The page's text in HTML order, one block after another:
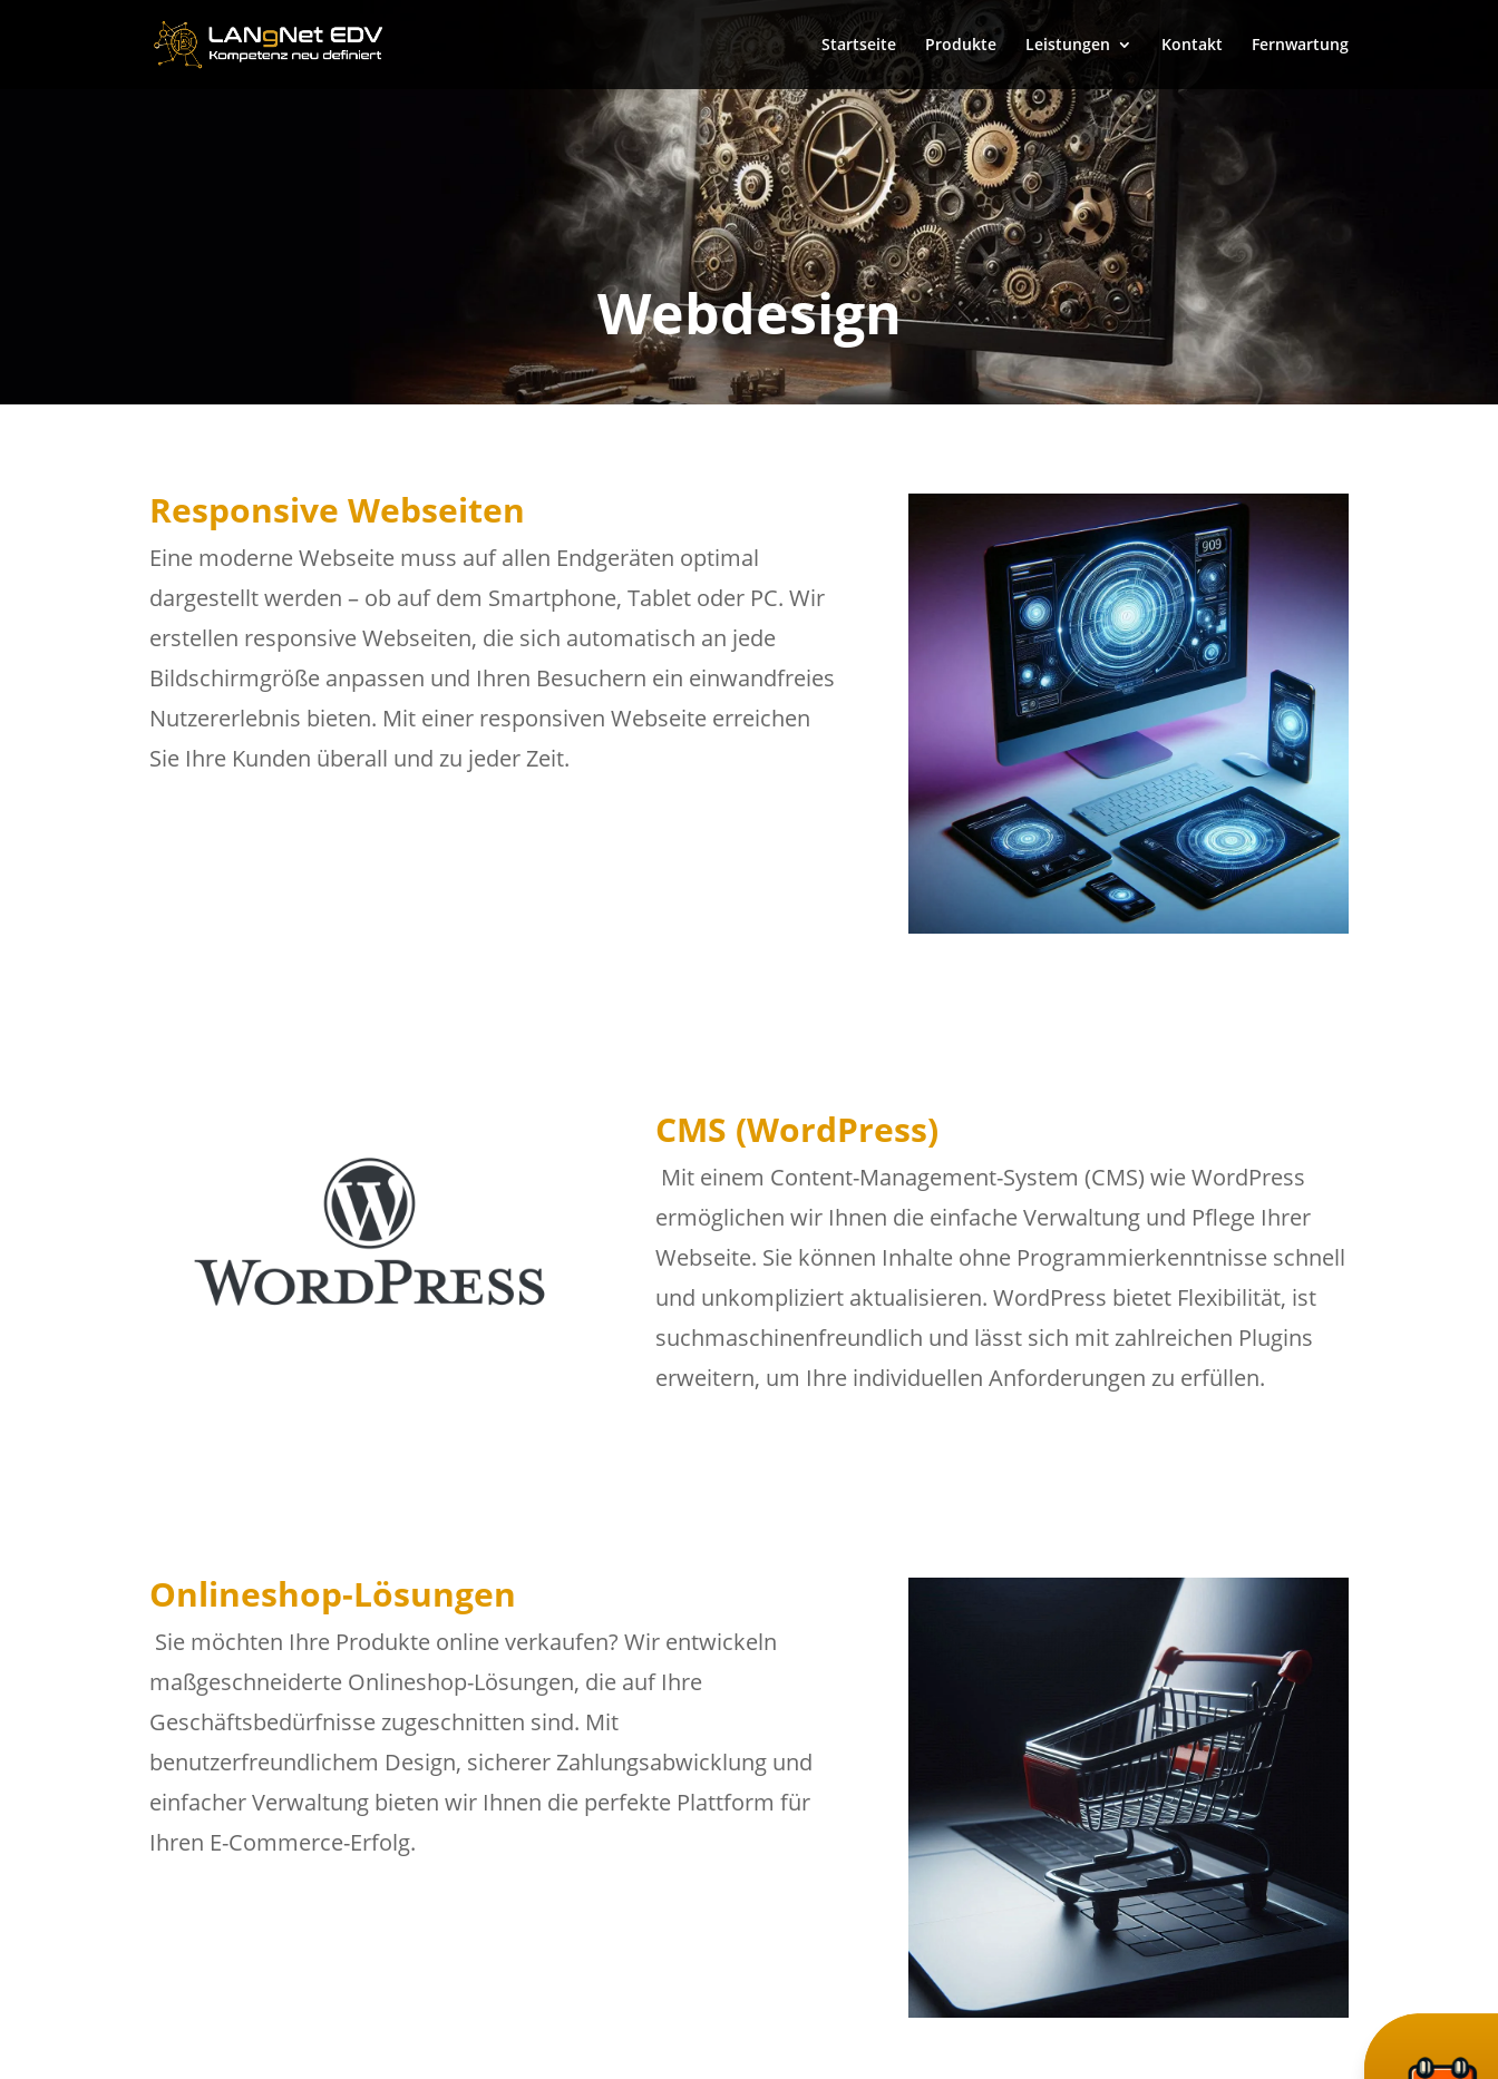
Startseite Produkte Leistungen Kontakt Fernwartung
Webdesign
Responsive Webseiten
Eine moderne Webseite muss auf allen Endgeräten optimal
dargestellt werden – ob auf dem Smartphone, Tablet oder PC. Wir
erstellen responsive Webseiten, die sich automatisch an jede
Bildschirmgröße anpassen und Ihren Besuchern ein einwandfreies
Nutzererlebnis bieten. Mit einer responsiven Webseite erreichen
Sie Ihre Kunden überall und zu jeder Zeit.
CMS (WordPress)
Mit einem Content-Management-System (CMS) wie WordPress
ermöglichen wir Ihnen die einfache Verwaltung und Pflege Ihrer
Webseite. Sie können Inhalte ohne Programmierkenntnisse schnell
und unkompliziert aktualisieren. WordPress bietet Flexibilität, ist
suchmaschinenfreundlich und lässt sich mit zahlreichen Plugins
erweitern, um Ihre individuellen Anforderungen zu erfüllen.
Onlineshop-Lösungen
Sie möchten Ihre Produkte online verkaufen? Wir entwickeln
maßgeschneiderte Onlineshop-Lösungen, die auf Ihre
Geschäftsbedürfnisse zugeschnitten sind. Mit
benutzerfreundlichem Design, sicherer Zahlungsabwicklung und
einfacher Verwaltung bieten wir Ihnen die perfekte Plattform für
Ihren E-Commerce-Erfolg.